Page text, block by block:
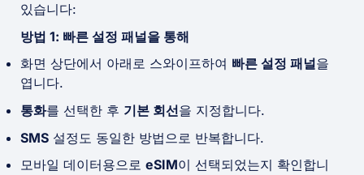
있습니다:
방법 1: 빠른 설정 패널을 통해
화면 상단에서 아래로 스와이프하여 빠른 설정 패널을
엽니다.
통화를 선택한 후 기본 회선을 지정합니다.
SMS 설정도 동일한 방법으로 반복합니다.
모바일 데이터용으로 eSIM이 선택되었는지 확인합니